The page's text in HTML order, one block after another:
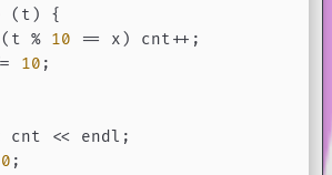
(t) {
(t % 10 == x) cnt++;
10 ;
cnt << endl;
0 ;